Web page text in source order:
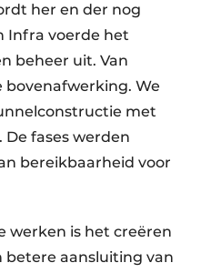
her en der nog
Infra voerde het
beheer uit. Van
We
met
fases werden
bereikbaarheid voor
werken is het creëren
betere aansluiting van